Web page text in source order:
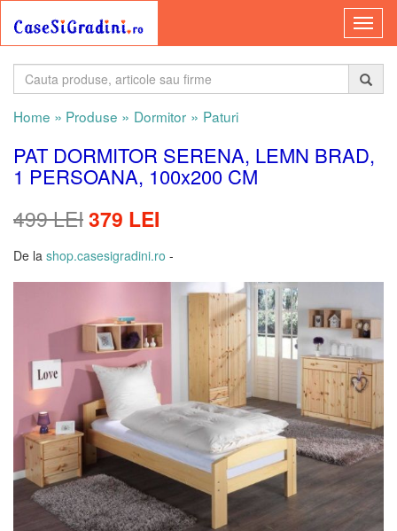
Home » Produse » Dormitor » Paturi
PAT DORMITOR SERENA, LEMN BRAD,
1 PERSOANA, 100x200 CM
499 LEI379 LEI
De la shop.casesigradini.ro -